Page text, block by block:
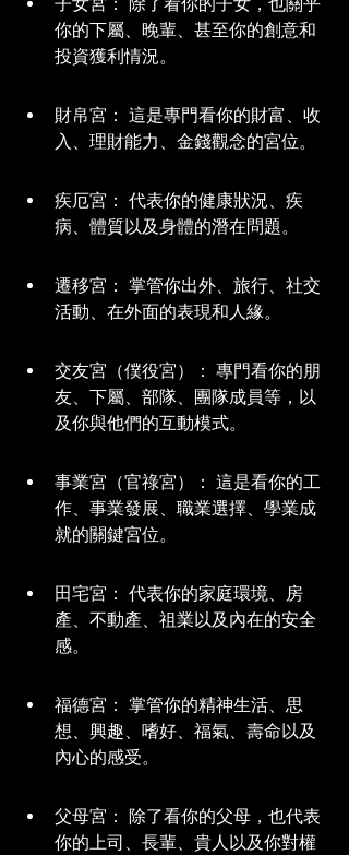
你的下屬、晚輩、甚至你的創意和
投資獲利情況。
財帛宮： 這是專門看你的財富、收
入、理財能力、金錢觀念的宮位。
疾厄宮： 代表你的健康狀況、疾
病、體質以及身體的潛在問題。
遷移宮： 掌管你出外、旅行、社交
活動、在外面的表現和人緣。
交友宮（僕役宮）： 專門看你的朋
友、下屬、部隊、團隊成員等，以
及你與他們的互動模式。
事業宮（官祿宮）： 這是看你的工
作、事業發展、職業選擇、學業成
就的關鍵宮位。
田宅宮： 代表你的家庭環境、房
產、不動產、祖業以及內在的安全
感。
福德宮： 掌管你的精神生活、思
想、興趣、嗜好、福氣、壽命以及
內心的感受。
父母宮： 除了看你的父母，也代表
你的上司、長輩、貴人以及你對權